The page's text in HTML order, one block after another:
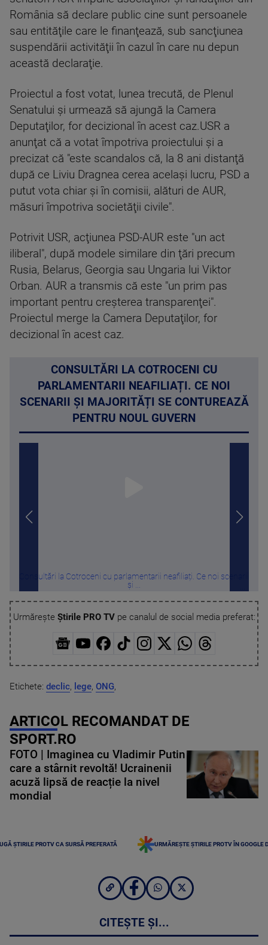
România să declare public cine sunt persoanele
sau entităţile care le finanţează, sub sancţiunea
suspendării activităţii în cazul în care nu depun
această declaraţie.
Proiectul a fost votat, lunea trecută, de Plenul
Senatului şi urmează să ajungă la Camera
Deputaţilor, for decizional în acest caz.USR a
anunţat că a votat împotriva proiectului şi a
precizat că "este scandalos că, la 8 ani distanţă
după ce Liviu Dragnea cerea acelaşi lucru, PSD a
putut vota chiar şi în comisii, alături de AUR,
măsuri împotriva societăţii civile".
Potrivit USR, acţiunea PSD-AUR este "un act
iliberal", după modele similare din ţări precum
Rusia, Belarus, Georgia sau Ungaria lui Viktor
Orban. AUR a transmis că este "un prim pas
important pentru creşterea transparenţei".
Proiectul merge la Camera Deputaţilor, for
decizional în acest caz.
CONSULTĂRI LA COTROCENI CU
PARLAMENTARII NEAFILIAȚI. CE NOI
SCENARII ȘI MAJORITĂȚI SE CONTUREAZĂ
PENTRU NOUL GUVERN
Consultări la Cotroceni cu parlamentarii neafiliați. Ce noi scenarii
și ...
Urmărește Știrile PRO TVpe canalul de social media preferat:
Etichete: declic, lege, ONG,
ARTICOL RECOMANDAT DE
SPORT.RO
FOTO | Imaginea cu Vladimir Putin
care a stârnit revoltă! Ucrainenii
acuză lipsă de reacție la nivel
mondial
ȘTIRILE PROTV CA SURSĂ PREFERATĂ URMĂREȘTE ȘTIRILE PROTV ÎN GOOGLE
CITEȘTE ȘI...